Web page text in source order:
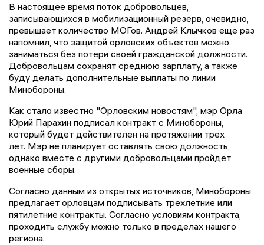
В настоящее время поток добровольцев,
записывающихся в мобилизационный резерв, очевидно,
превышает количество МОГов. Андрей Клычков еще раз
напомнил, что защитой орловских объектов можно
заниматься без потери своей гражданской должности.
Добровольцам сохранят среднюю зарплату, а также
буду делать дополнительные выплаты по линии
Минобороны.
Как стало известно "Орловским новостям", мэр Орла
Юрий Парахин подписал контракт с Минобороны,
который будет действителен на протяжении трех
лет. Мэр не планирует оставлять свою должность,
однако вместе с другими добровольцами пройдет
военные сборы.
Согласно данным из открытых источников, Минобороны
предлагает орловцам подписывать трехлетние или
пятилетние контракты. Согласно условиям контракта,
проходить службу можно только в пределах нашего
региона.